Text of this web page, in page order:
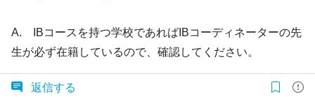
A. IBコースを持つ学校であればIBコーディネーターの先
生が必ず在籍しているので、確認してください。
返信する